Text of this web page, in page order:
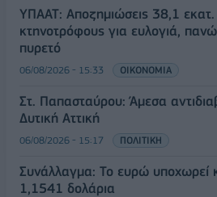
ΥΠΑΑΤ: Αποζημιώσεις 38,1
κτηνοτρόφους για ευλογιά,
πυρετό
06/08/2026 - 15:33 ΟΙΚΟΝΟΜΙΑ
Στ. Παπασταύρου: Άμεσα
Δυτική Αττική
06/08/2026 - 15:17 ΠΟΛΙΤΙΚΗ
Συνάλλαγμα: Το ευρώ υποχωρεί
1,1541 δολάρια